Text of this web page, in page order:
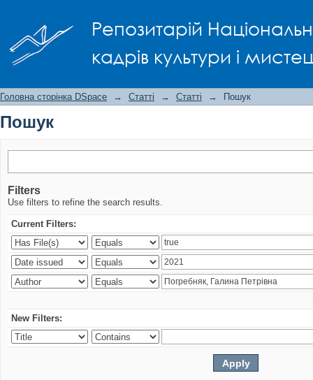
Репозитарій
кадрів культури і
Головна сторінка DSpace → Статті → Статті → Пошук
Пошук
Filters
Use filters to refine the search results.
Current Filters:
New Filters: